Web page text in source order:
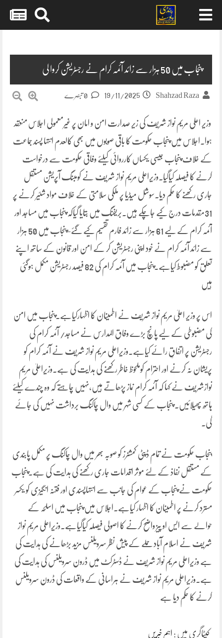
پنجاب میں 50 ہزار سے زائد آئمہ کرام نے رجسٹریشن کروا لی
Shahzad Raza
19/11/2025
وزیر اعلی مریم نواز شریف کی زیرِ صدارت امن و امان پر غیرمعمولی اجلاس منعقد
ہوا۔اجلاس میں پنجاب حکومت کا باقی صوبوں میں بھی کالعدم انتہا پسند جماعت
کے خلاف پنجاب جیسی یکساں کارروائی کیلئے وفاقی حکومت سے درخواست
کرنے کا فیصلہ کیاگیا۔وزیراعلی مریم نواز شریف نے کومبنگ آپریشن مستقل
جاری رکھنے کا حکم دیا۔سوشل میڈیا پر ملکی سلامتی کے خلاف مواد شئیر کرنے پر
31مقدمات درج کیے جاچکے ہیں۔بریفنگ میں بتایا گیاکہ پنجاب میں مساجد اور
آئمہ کرام کے لیے 61 ہزار سے زائد فارم تقسیم کیے گئے-پنجاب میں 50 ہزار
سے زائد آئمہ کرام نے خود اپنی رجسٹریشن کر کے امن اور قانون کے ساتھ اپنے
تعلق کو مضبوط کیاہے۔پنجاب میں آئمہ کرام کی 82 فیصد رجسٹریشن مکمل ہوگئی
ہیں
اس پر وزیر اعلیٰ مریم نواز شریف نے اطمینان کا اظہارکیاہے۔پنجاب میں امن
کی مضبوطی کے لیے پانچ بڑے وفاق المدارس نے مساجد/ آئمہ کرام کی
رجسٹریشن پر اتفاقِ رائے کیاہے۔وزیراعلی مریم نواز شریف نے آئمہ کرام کو
پریشان نہ کرنے اور احترام کوملحوظ خاطر رکھنے کی ہدایت کی ہے۔وزیراعلیٰ مریم
نوازشریف نے کہا کہ آئمہ کرام نماز پڑھاتے ہیں،نہیں چاہتے کہ وہ چندے کیلئے
ہاتھ پھیلائیں۔ پنجاب کے کسی شہر میں وال چاکنگ برداشت نہیں کی جائے
گی۔
پنجاب حکومت نے تمام ڈپٹی کمشنرز کو صوبہ بھر میں وال چاکنگ پر مکمل پابندی
کے مستقل نفاذ کے لئے موثر اقدامات جاری رکھنے کی ہدایت کی ہے۔پنجاب
حکومت نے پنجاب کے عوام کی جانب سے انتہاپسندی اور فتنہ انگیزی کو یکسر
مسترد کرنے پر اطمینان کا اظہار کیاہے۔اجلاس میں پنجاب میں اسلحہ کے
حوالے سے ایس او پیز واضح کرنے کا اصولی فیصلہ کیاگیاہے۔وزیراعلی مریم نواز
شریف نے اسلام آباد حملے کے پیش نظر سرویلنس مزید بڑھانے کی ہدایت کی
ہے وزیراعلی مریم نواز شریف نے ڈسٹرکٹ میں ڈرون سرویلنس کی ہدایت کی
ہے۔وزیراعلی مریم نواز شریف نے ہراسانی کے واقعات کی ڈرون سرویلنس
کرنے کا حکم دیا ہے
کیٹاگری میں : اہم خبریں